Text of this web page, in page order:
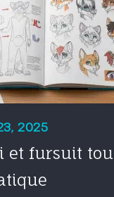
2025
et fursuit